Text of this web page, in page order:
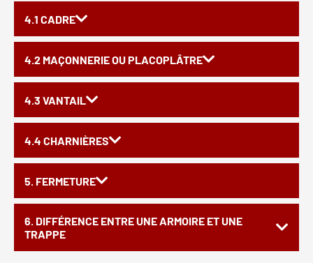
4.1 CADRE
4.2 MAÇONNERIE OU PLACOPLÂTRE
4.3 VANTAIL
4.4 CHARNIÈRES
5. FERMETURE
6. DIFFÉRENCE ENTRE UNE ARMOIRE ET UNE
TRAPPE